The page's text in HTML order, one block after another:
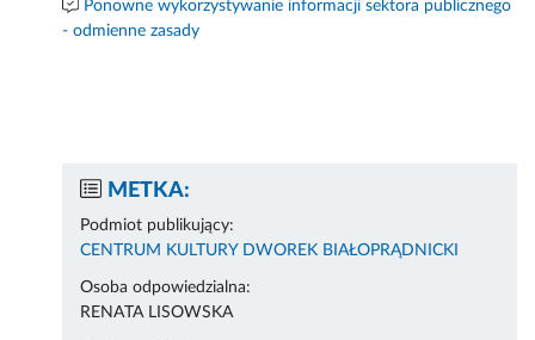
Ponowne wykorzystywanie informacji sektora publicznego
- odmienne zasady
METKA:
Podmiot publikujący:
CENTRUM KULTURY DWOREK BIAŁOPRĄDNICKI
Osoba odpowiedzialna:
RENATA LISOWSKA